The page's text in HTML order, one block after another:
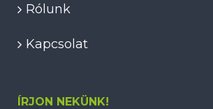
Rólunk
Kapcsolat
ÍRJON NEKÜNK!